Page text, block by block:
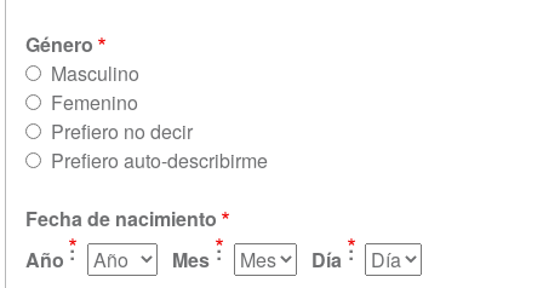
Género
Masculino
Femenino
Prefiero no decir
Prefiero auto-describirme
Fecha de nacimiento
Año
Mes Día